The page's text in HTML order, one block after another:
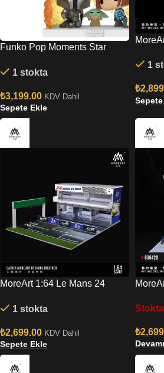
Funko Pop Moments Star
Grogu Force Barrier No:719
1 stokta
₺3,199.00 KDV Dahil
Sepete Ekle
1
₺
MoreArt 1:64 Le Mans 24
Diorama
1 stokta
₺2,699.00 KDV Dahil
Sepete Ekle
₺